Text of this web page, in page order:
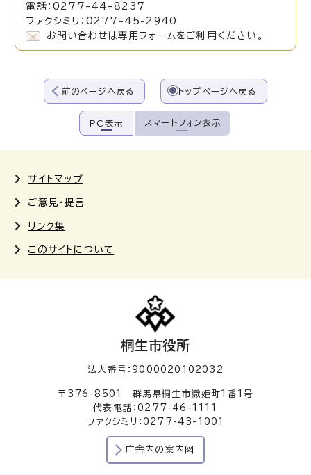
電話：0277-44-8237
ファクシミリ：0277-45-2940
お問い合わせは専用フォームをご利用ください。
前のページへ戻る トップページへ戻る
PC表示 スマートフォン表示
サイトマップ
ご意見・提言
リンク集
このサイトについて
桐生市役所
法人番号：9000020102032
〒376-8501 群馬県桐生市織姫町1番1号
代表電話：0277-46-1111
ファクシミリ：0277-43-1001
庁舎内の案内図